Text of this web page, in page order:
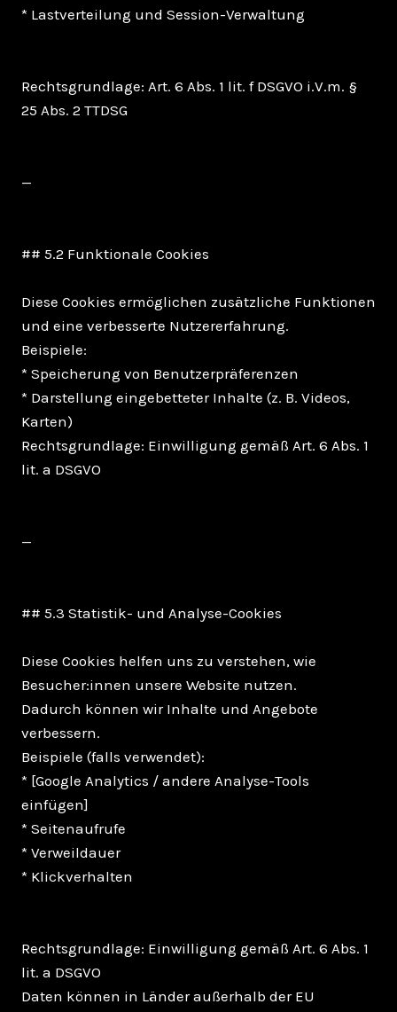
* Lastverteilung und Session-Verwaltung
Rechtsgrundlage: Art. 6 Abs. 1 lit. f DSGVO i.V.m. §
25 Abs. 2 TTDSG
—
## 5.2 Funktionale Cookies
Diese Cookies ermöglichen zusätzliche Funktionen
und eine verbesserte Nutzererfahrung.
Beispiele:
* Speicherung von Benutzerpräferenzen
* Darstellung eingebetteter Inhalte (z. B. Videos,
Karten)
Rechtsgrundlage: Einwilligung gemäß Art. 6 Abs. 1
lit. a DSGVO
—
## 5.3 Statistik- und Analyse-Cookies
Diese Cookies helfen uns zu verstehen, wie
Besucher:innen unsere Website nutzen.
Dadurch können wir Inhalte und Angebote
verbessern.
Beispiele (falls verwendet):
* [Google Analytics / andere Analyse-Tools
einfügen]
* Seitenaufrufe
* Verweildauer
* Klickverhalten
Rechtsgrundlage: Einwilligung gemäß Art. 6 Abs. 1
lit. a DSGVO
Daten können in Länder außerhalb der EU